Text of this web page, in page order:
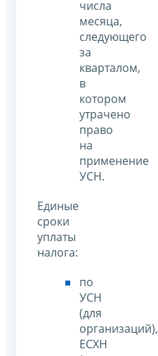
числа
месяца,
следующего
за
кварталом,
в
котором
утрачено
право
на
применение
УСН.
Единые
сроки
уплаты
налога:
по
УСН
(для
организаций),
ЕСХН